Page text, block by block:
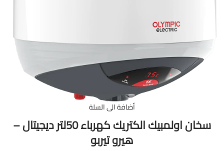
أضافة الى السلة
سخان اولمبيك الكتريك كهرباء 50لتر ديجيتال –
هيرو تيربو